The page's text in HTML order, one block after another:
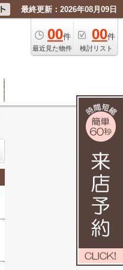
最終更新：2026年08月09日
00件
最近見た物件
00件
検討リスト